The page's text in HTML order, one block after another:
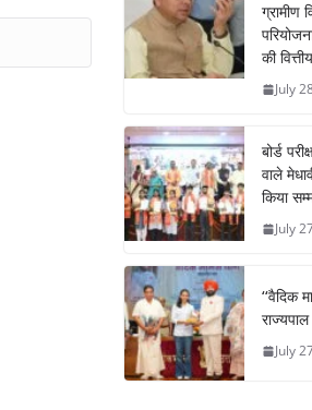
ग्रामीण
की
July
बोर्ड
वाले
किया
July
‘‘वैदिक
July